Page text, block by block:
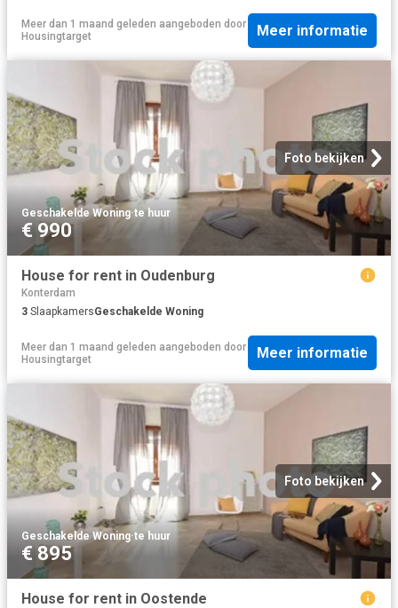
Meer dan 1 maand geleden aangeboden door
Housingtarget
Meer informatie
Foto bekijken
Geschakelde Woning·te huur
€ 990
House for rent in Oudenburg
Konterdam
3 SlaapkamersGeschakelde Woning
Meer dan 1 maand geleden aangeboden door
Housingtarget
Meer informatie
Foto bekijken
Geschakelde Woning·te huur
€ 895
House for rent in Oostende